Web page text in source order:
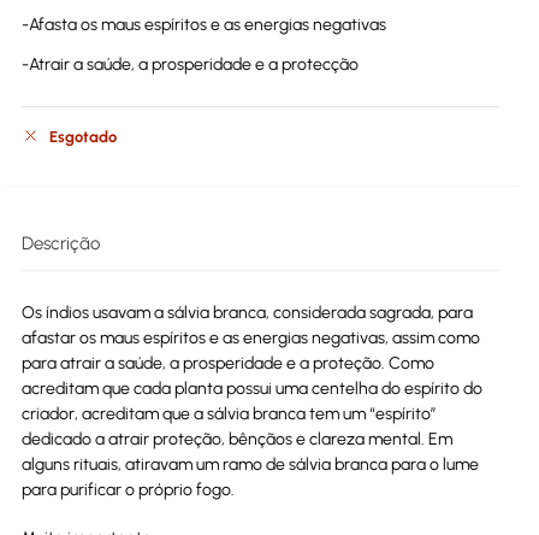
-Afasta os maus espíritos e as energias negativas
-Atrair a saúde, a prosperidade e a protecção
Esgotado
Descrição
Os índios usavam a sálvia branca, considerada sagrada, para
afastar os maus espíritos e as energias negativas, assim como
para atrair a saúde, a prosperidade e a proteção. Como
acreditam que cada planta possui uma centelha do espírito do
criador, acreditam que a sálvia branca tem um “espírito”
dedicado a atrair proteção, bênçãos e clareza mental. Em
alguns rituais, atiravam um ramo de sálvia branca para o lume
para purificar o próprio fogo.